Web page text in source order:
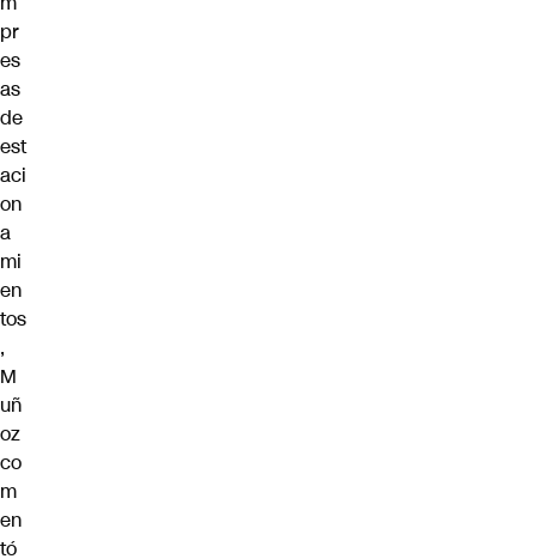
pr
es
as
de
est
aci
on
a
mi
en
tos
,
M
uñ
oz
co
m
en
tó